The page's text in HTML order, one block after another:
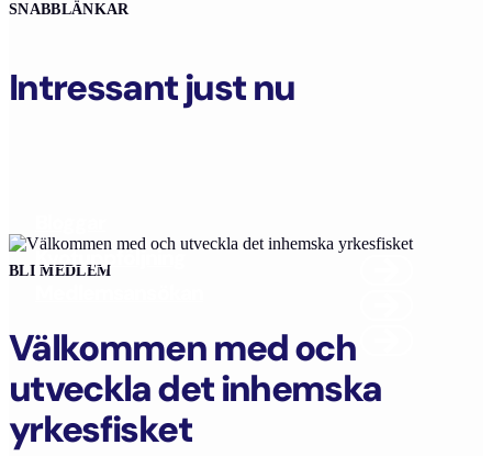
SNABBLÄNKAR
Intressant just nu
Kvotuppföljning
BLI MEDLEM
Välkommen med och
utveckla det inhemska
yrkesfisket